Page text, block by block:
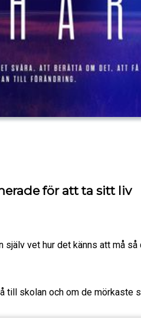
för att ta sitt liv
vet hur det känns att må
till skolan och om de mörkaste